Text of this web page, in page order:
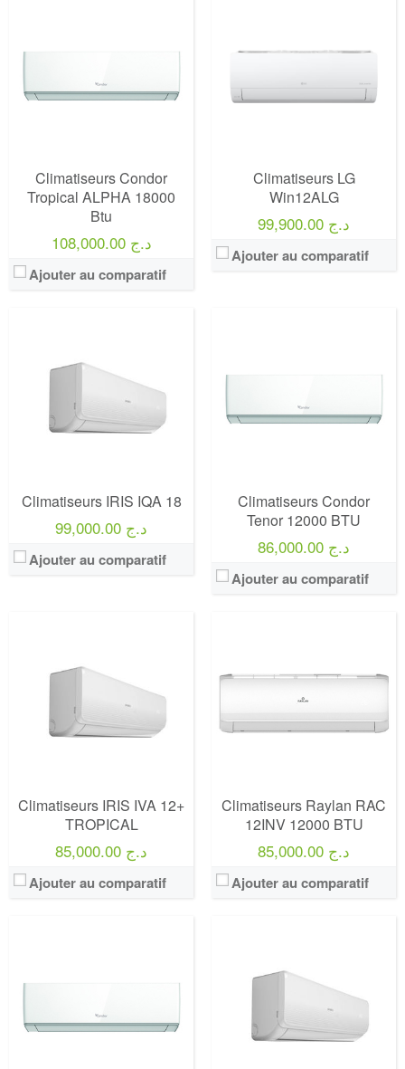
Climatiseurs Condor
Tropical ALPHA 18000
Btu
108,000.00 د.ج
Ajouter au comparatif
Climatiseurs LG
Win12ALG
99,900.00 د.ج
Ajouter au comparatif
Climatiseurs IRIS IQA 18
99,000.00 د.ج
Ajouter au comparatif
Climatiseurs Condor
Tenor 12000 BTU
86,000.00 د.ج
Ajouter au comparatif
Climatiseurs IRIS IVA 12+
TROPICAL
85,000.00 د.ج
Ajouter au comparatif
Climatiseurs Raylan RAC
12INV 12000 BTU
85,000.00 د.ج
Ajouter au comparatif